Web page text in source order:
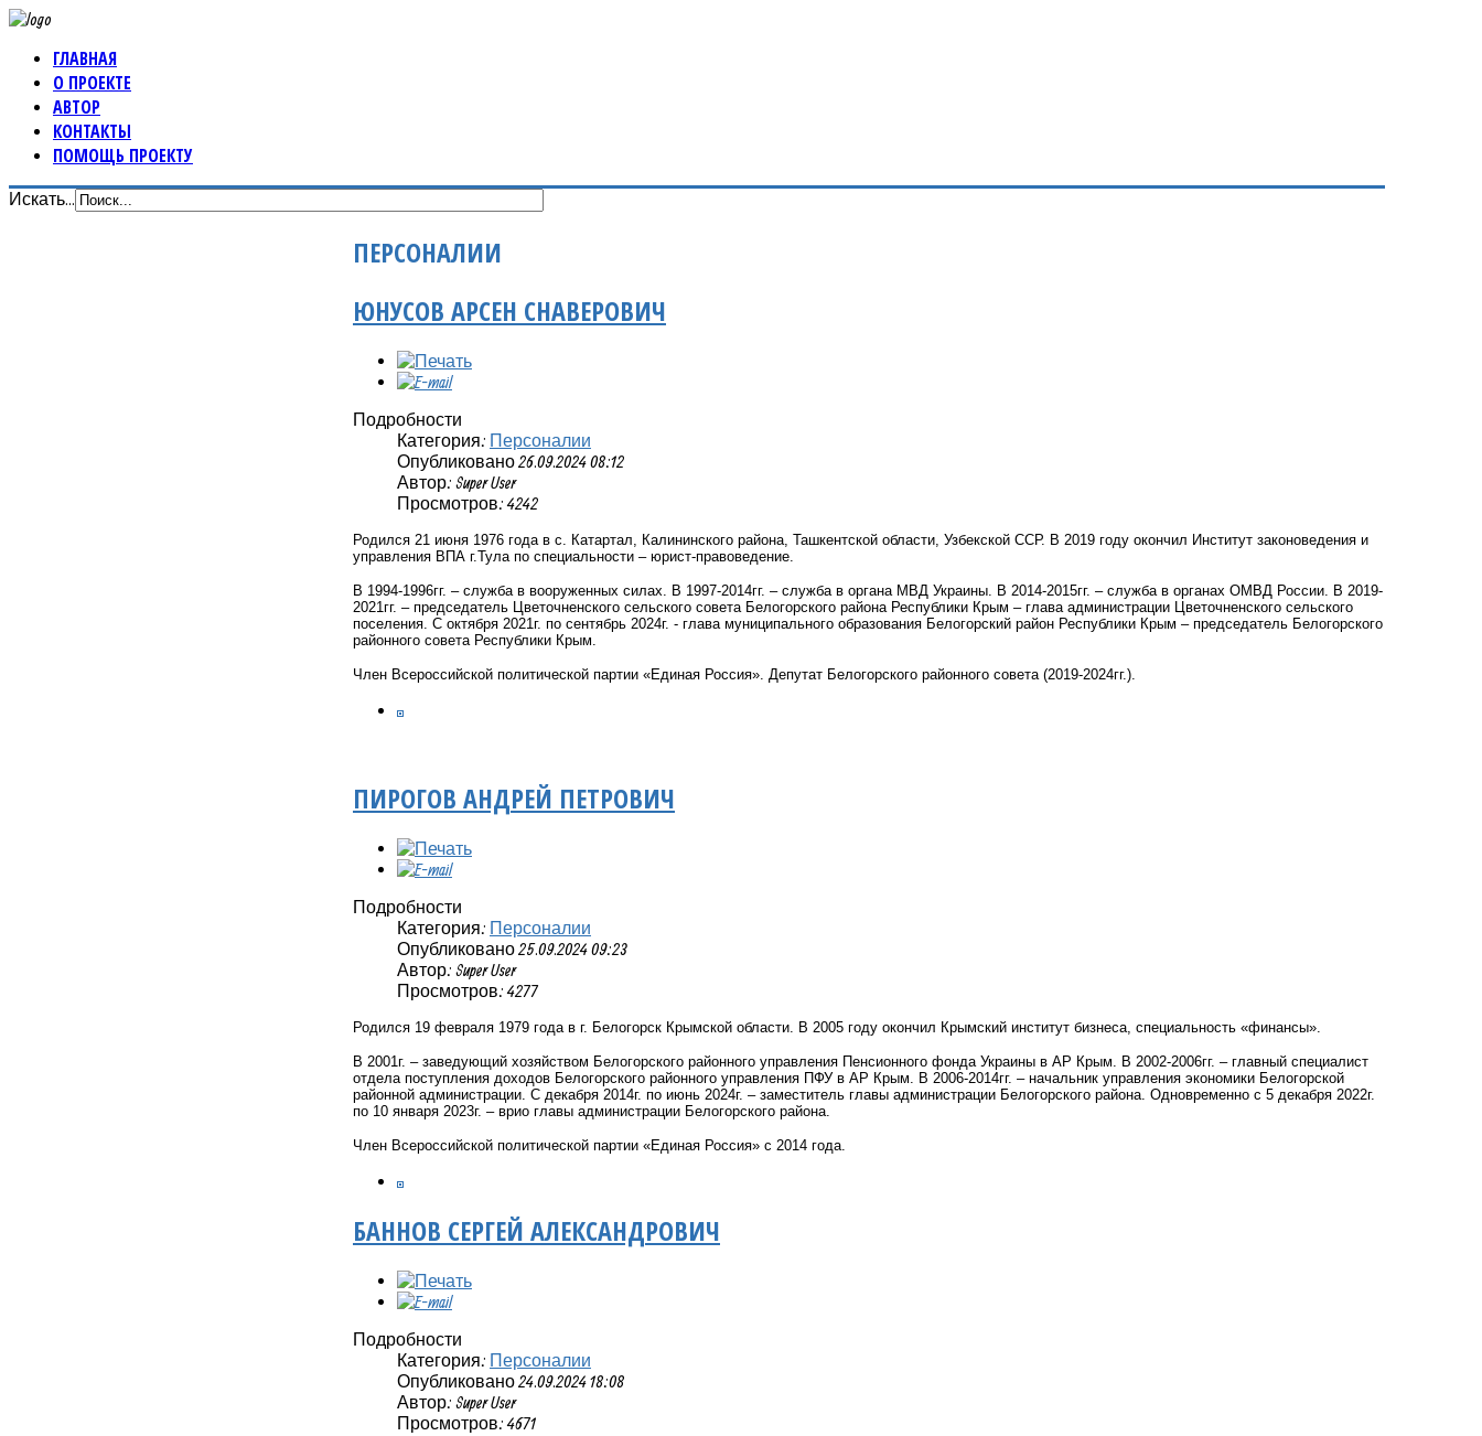
ГЛАВНАЯ
О ПРОЕКТЕ
АВТОР
КОНТАКТЫ
ПОМОЩЬ ПРОЕКТУ
Искать...
ПЕРСОНАЛИИ
ЮНУСОВ АРСЕН СНАВЕРОВИЧ
Подробности
Категория: Персоналии
Опубликовано 26.09.2024 08:12
Автор: Super User
Просмотров: 4242
Родился 21 июня 1976 года в с. Катартал, Калининского района, Ташкентской области, Узбекской ССР. В 2019 году окончил Институт законоведения и
управления ВПА г.Тула по специальности – юрист-правоведение.
В 1994-1996гг. – служба в вооруженных силах. В 1997-2014гг. – служба в органа МВД Украины. В 2014-2015гг. – служба в органах ОМВД России. В 2019-
2021гг. – председатель Цветочненского сельского совета Белогорского района Республики Крым – глава администрации Цветочненского сельского
поселения. С октября 2021г. по сентябрь 2024г. - глава муниципального образования Белогорский район Республики Крым – председатель Белогорского
районного совета Республики Крым.
Член Всероссийской политической партии «Единая Россия». Депутат Белогорского районного совета (2019-2024гг.).
ПИРОГОВ АНДРЕЙ ПЕТРОВИЧ
Подробности
Категория: Персоналии
Опубликовано 25.09.2024 09:23
Автор: Super User
Просмотров: 4277
Родился 19 февраля 1979 года в г. Белогорск Крымской области. В 2005 году окончил Крымский институт бизнеса, специальность «финансы».
В 2001г. – заведующий хозяйством Белогорского районного управления Пенсионного фонда Украины в АР Крым. В 2002-2006гг. – главный специалист
отдела поступления доходов Белогорского районного управления ПФУ в АР Крым. В 2006-2014гг. – начальник управления экономики Белогорской
районной администрации. С декабря 2014г. по июнь 2024г. – заместитель главы администрации Белогорского района. Одновременно с 5 декабря 2022г.
по 10 января 2023г. – врио главы администрации Белогорского района.
Член Всероссийской политической партии «Единая Россия» с 2014 года.
БАННОВ СЕРГЕЙ АЛЕКСАНДРОВИЧ
Подробности
Категория: Персоналии
Опубликовано 24.09.2024 18:08
Автор: Super User
Просмотров: 4671